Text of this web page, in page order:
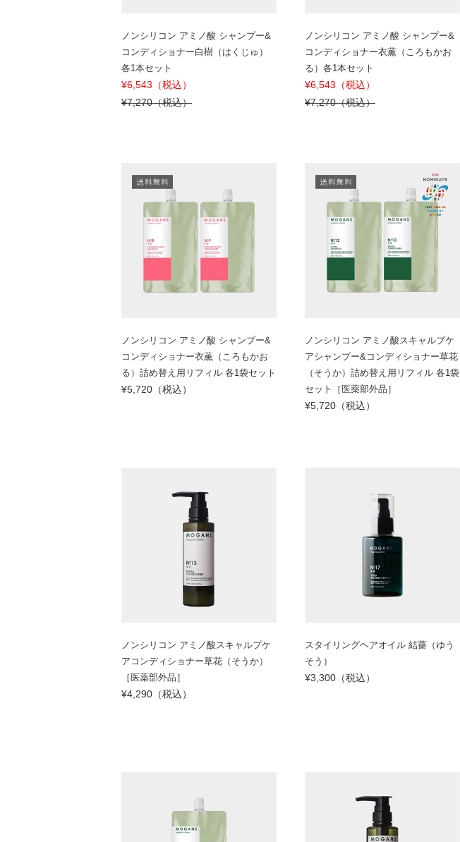
ノンシリコン アミノ酸 シャンプー&
コンディショナー白樹（はくじゅ）
各1本セット
¥6,543（税込）
¥7,270（税込）
ノンシリコン アミノ酸 シャンプー&
コンディショナー衣薫（ころもかお
る）各1本セット
¥6,543（税込）
¥7,270（税込）
ノンシリコン アミノ酸 シャンプー&
コンディショナー衣薫（ころもかお
る）詰め替え用リフィル 各1袋セット
¥5,720（税込）
ノンシリコン アミノ酸スキャルプケ
アシャンプー&コンディショナー草花
（そうか）詰め替え用リフィル 各1袋
セット［医薬部外品］
¥5,720（税込）
ノンシリコン アミノ酸スキャルプケ
アコンディショナー草花（そうか）
［医薬部外品］
¥4,290（税込）
スタイリングヘアオイル 結薔（ゆう
そう）
¥3,300（税込）